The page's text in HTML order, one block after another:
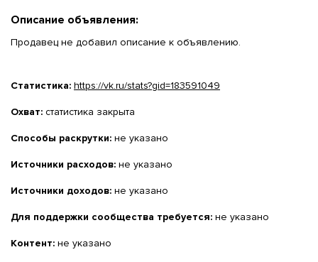
Описание объявления:
Продавец не добавил описание к объявлению.
Статистика: https://vk.ru/stats?gid=183591049
Охват: статистика закрыта
Способы раскрутки: не указано
Источники расходов: не указано
Источники доходов: не указано
Для поддержки сообщества требуется: не указано
Контент: не указано